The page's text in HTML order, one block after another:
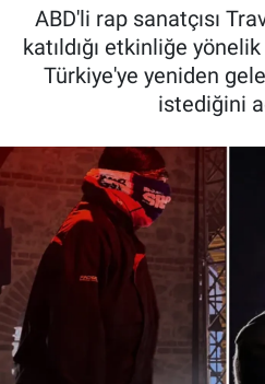
ABD'li rap sanatçısı
katıldığı etkinliğe
Türkiye'ye yeniden
istediğini
1461 TRABZON
FUTBOL
TV VE SİNEMA
BASKETBOL
Haber Arşivi